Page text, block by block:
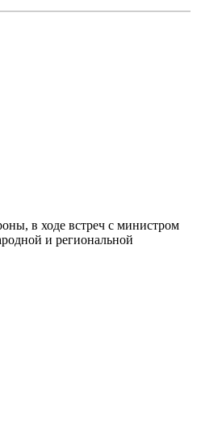
в ходе встреч с министром
и региональной